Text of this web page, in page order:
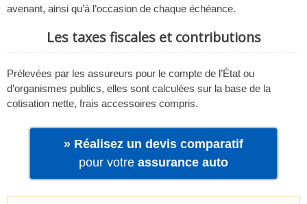
avenant, ainsi qu’à l’occasion de chaque échéance.
Les taxes fiscales et contributions
Prélevées par les assureurs pour le compte de l’État ou
d’organismes publics, elles sont calculées sur la base de la
cotisation nette, frais accessoires compris.
» Réalisez un devis comparatif
pour votre assurance auto